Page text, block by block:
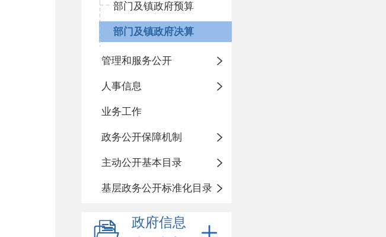
部门及镇政府预算
部门及镇政府决算
管理和服务公开
人事信息
业务工作
政务公开保障机制
主动公开基本目录
基层政务公开标准化目录
政府信息